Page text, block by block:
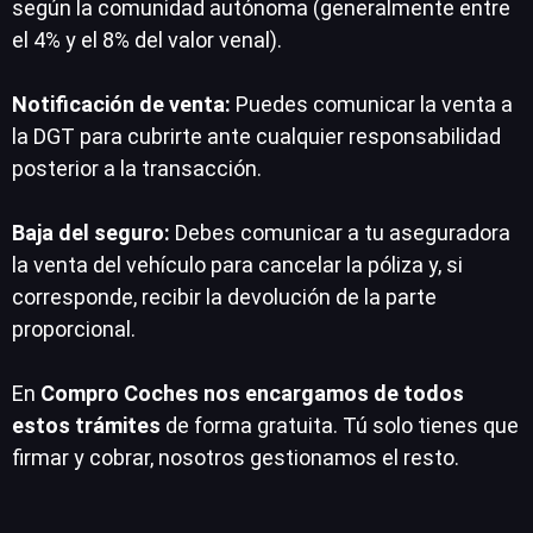
según la comunidad autónoma (generalmente entre
el 4% y el 8% del valor venal).
Notificación de venta: Puedes comunicar la venta a
la DGT para cubrirte ante cualquier responsabilidad
posterior a la transacción.
Baja del seguro: Debes comunicar a tu aseguradora
la venta del vehículo para cancelar la póliza y, si
corresponde, recibir la devolución de la parte
proporcional.
En Compro Coches nos encargamos de todos
estos trámites de forma gratuita. Tú solo tienes que
firmar y cobrar, nosotros gestionamos el resto.